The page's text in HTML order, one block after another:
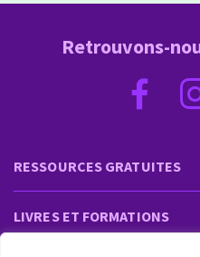
RESSOURCES GRATUITES
LIVRES ET FORMATIONS
Retrouvons-